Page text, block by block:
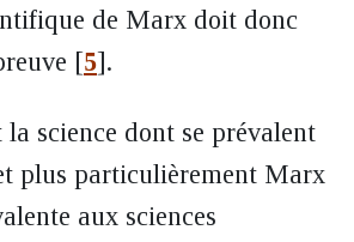
de Marx doit donc
[5].
la science dont se prévalent
plus particulièrement Marx
aux sciences